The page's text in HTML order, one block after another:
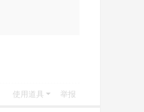
使用道具 举报